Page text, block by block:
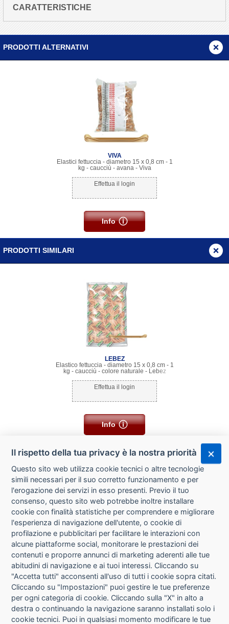
CARATTERISTICHE
PRODOTTI ALTERNATIVI
VIVA
Elastici fettuccia - diametro 15 x 0,8 cm - 1
kg - caucciù - avana - Viva
Effettua il login
Info
PRODOTTI SIMILARI
LEBEZ
Elastico fettuccia - diametro 15 x 0,8 cm - 1
kg - caucciù - colore naturale - Lebez
Effettua il login
Info
CHI SIAMO
CONTATTI
CONDIZIONI DI VENDITA
RICHIESTA RECESSO
PRIVACY
Il rispetto della tua privacy è la nostra priorità
Questo sito web utilizza cookie tecnici o altre tecnologie
simili necessari per il suo corretto funzionamento e per
l'erogazione dei servizi in esso presenti. Previo il tuo
consenso, questo sito web potrebbe inoltre installare
cookie con finalità statistiche per comprendere e migliorare
l'esperienza di navigazione dell'utente, o cookie di
profilazione e pubblicitari per facilitare le interazioni con
alcune piattaforme social, monitorare le prestazioni dei
contenuti e proporre annunci di marketing aderenti alle tue
abitudini di navigazione e ai tuoi interessi. Cliccando su
"Accetta tutti" acconsenti all'uso di tutti i cookie sopra citati.
Cliccando su "Impostazioni" puoi gestire le tue preferenze
per ogni categoria di cookie. Cliccando sulla "X" in alto a
destra o continuando la navigazione saranno installati solo i
cookie tecnici. Puoi in qualsiasi momento modificare le tue